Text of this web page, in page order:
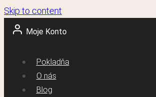
Skip to content
Moje Konto
Pokladňa
O nás
Blog